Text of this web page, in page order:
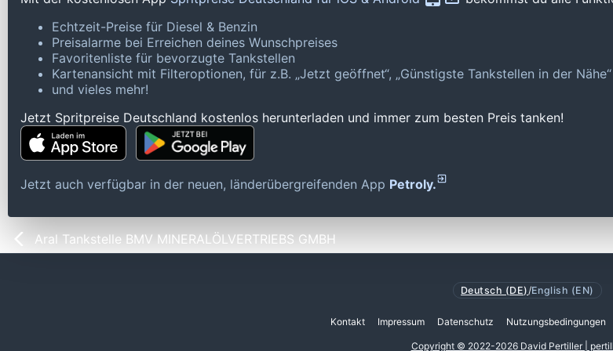
Echtzeit-Preise für Diesel & Benzin
Preisalarme bei Erreichen deines Wunschpreises
Favoritenliste für bevorzugte Tankstellen
Kartenansicht mit Filteroptionen, für z.B. „Jetzt geöffnet“, „Günstigste Tankstellen in der
und vieles mehr!
Jetzt Spritpreise Deutschland kostenlos herunterladen und immer zum besten Preis tanken!
Jetzt auch verfügbar in der neuen, länderübergreifenden App Petroly.
Aral Tankstelle BMV MINERALÖLVERTRIEBS GMBH
Deutsch (DE) /English (EN)
Kontakt Impressum Datenschutz Nutzungsbedingungen
Copyright © 2022-2026 David Pertiller |